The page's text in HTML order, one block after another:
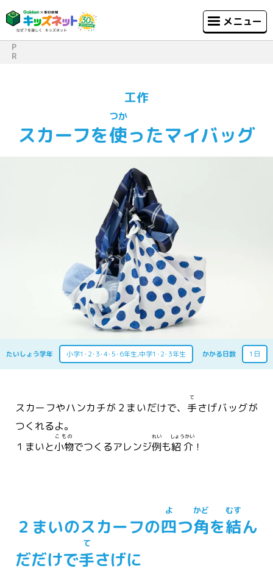
メニュー
P
R
工作
スカーフを使
つか
ったマイバッグ
たいしょう学年 小学1･2･3･4･5･6年生,中学1･2･3年生 かかる日数 1日
スカーフやハンカチが２まいだけで、 手
て
さげバッグが
つくれるよ。
１まいと小物
こもの
でつくるアレンジ例
れい
も紹介
しょうかい
！
２まいのスカーフの四
よ
つ角
かど
を結
むす
ん
だだけで手
て
さげに